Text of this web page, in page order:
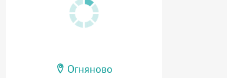
Огняново